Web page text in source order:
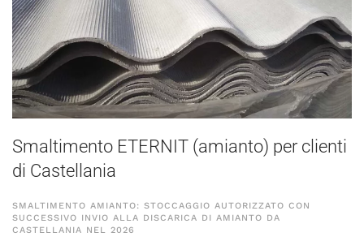
Smaltimento ETERNIT (amianto) per clienti
di Castellania
SMALTIMENTO AMIANTO: STOCCAGGIO AUTORIZZATO CON
SUCCESSIVO INVIO ALLA DISCARICA DI AMIANTO DA
CASTELLANIA NEL 2026